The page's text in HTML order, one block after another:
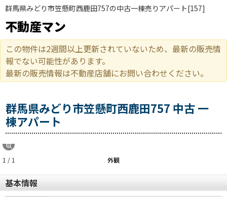
群馬県みどり市笠懸町西鹿田757の中古一棟売りアパート[157]
不動産マン
この物件は2週間以上更新されていないため、最新の販売情
報でない可能性があります。
最新の販売情報は不動産店舗にお問い合わせください。
群馬県みどり市笠懸町西鹿田757 中古 一
棟アパート
外観
1 / 1
基本情報